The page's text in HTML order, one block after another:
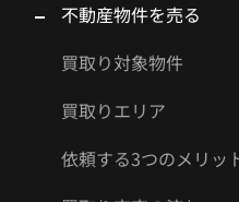
不動産物件を売る
買取り対象物件
買取りエリア
依頼する3つのメリッ